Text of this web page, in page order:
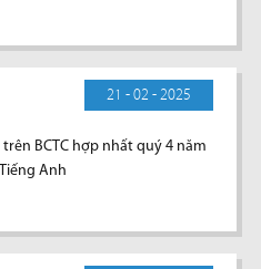
21 - 02 - 2025
BCTC hợp nhất quý 4 năm
Anh